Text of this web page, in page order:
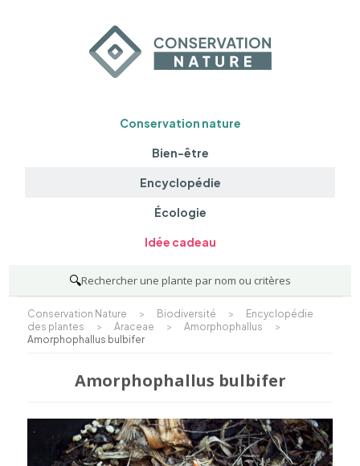
Conservation nature
Bien-être
Encyclopédie
Écologie
Idée cadeau
🔍Rechercher une plante par nom ou critères
Conservation Nature > Biodiversité >
Encyclopédie
des plantes
> Araceae > Amorphophallus
>
Amorphophallus bulbifer
Amorphophallus bulbifer